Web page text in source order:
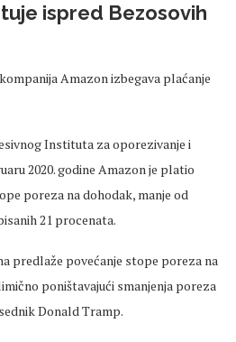
ispred Bezosovih
Amazon izbegava plaćanje
Instituta za oporezivanje i
2020. godine Amazon je platio
poreza na dohodak, manje od
21 procenata.
predlaže povećanje stope poreza na
poništavajući smanjenja poreza
Donald Tramp.